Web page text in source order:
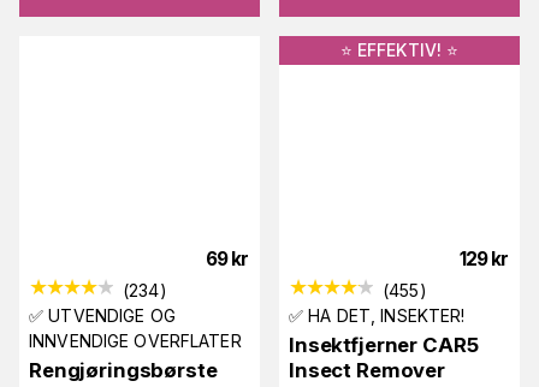
69 kr
(234)
✅ UTVENDIGE OG
INNVENDIGE OVERFLATER
Rengjøringsbørste
⭐️ EFFEKTIV! ⭐️
129 kr
(455)
✅ HA DET, INSEKTER!
Insektfjerner CAR5
Insect Remover